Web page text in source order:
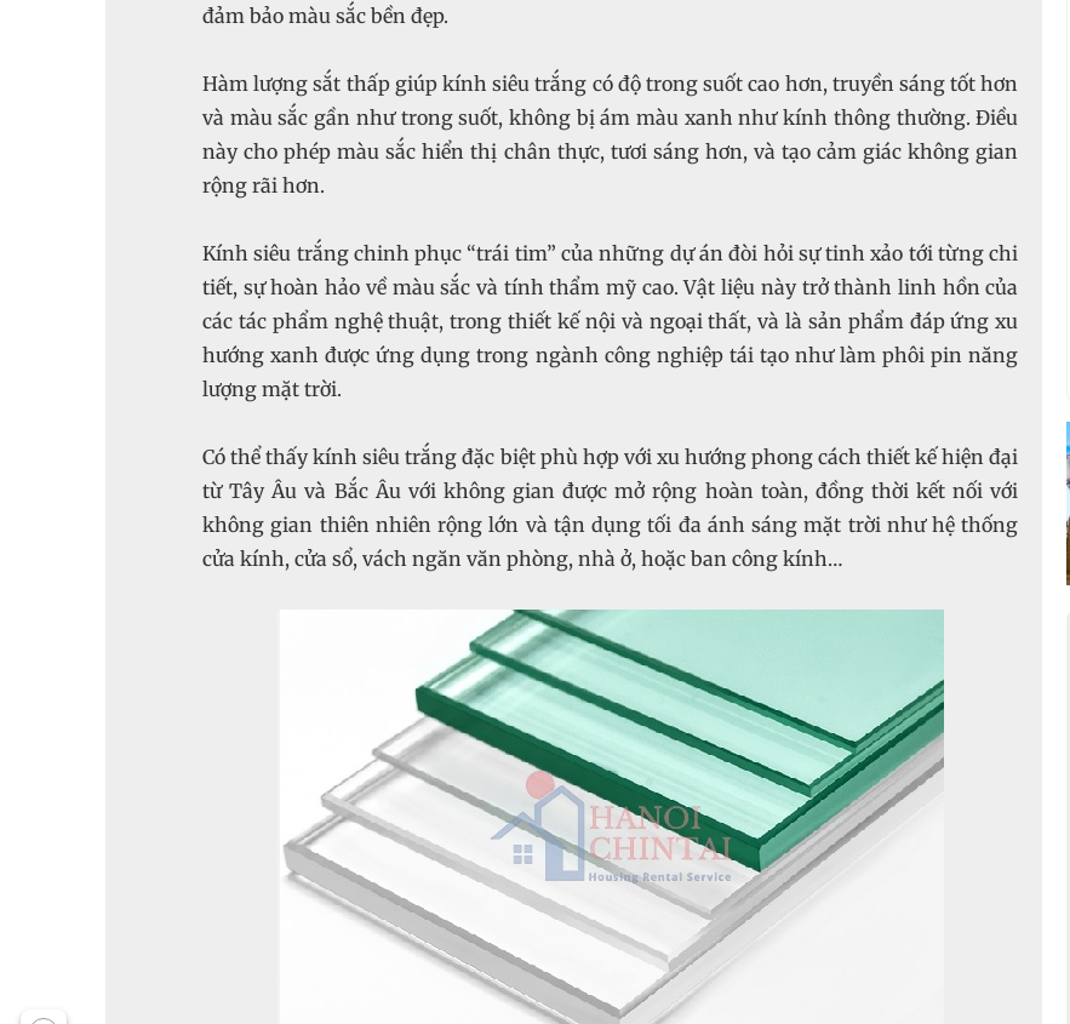
đảm bảo màu sắc bền đẹp.
Hàm lượng sắt thấp giúp kính siêu trắng có độ trong suốt cao hơn, truyền sáng tốt hơn
và màu sắc gần như trong suốt, không bị ám màu xanh như kính thông thường. Điều
này cho phép màu sắc hiển thị chân thực, tươi sáng hơn, và tạo cảm giác không gian
rộng rãi hơn.
Kính siêu trắng chinh phục “trái tim” của những dự án đòi hỏi sự tinh xảo tới từng chi
tiết, sự hoàn hảo về màu sắc và tính thẩm mỹ cao. Vật liệu này trở thành linh hồn của
các tác phẩm nghệ thuật, trong thiết kế nội và ngoại thất, và là sản phẩm đáp ứng xu
hướng xanh được ứng dụng trong ngành công nghiệp tái tạo như làm phôi pin năng
lượng mặt trời.
Có thể thấy kính siêu trắng đặc biệt phù hợp với xu hướng phong cách thiết kế hiện đại
từ Tây Âu và Bắc Âu với không gian được mở rộng hoàn toàn, đồng thời kết nối với
không gian thiên nhiên rộng lớn và tận dụng tối đa ánh sáng mặt trời như hệ thống
cửa kính, cửa sổ, vách ngăn văn phòng, nhà ở, hoặc ban công kính…